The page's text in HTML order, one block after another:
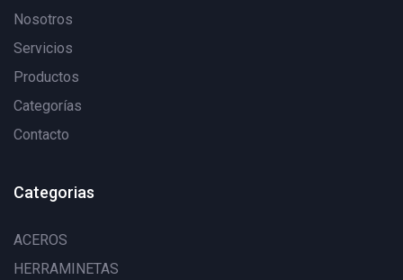
Nosotros
Servicios
Productos
Categorías
Contacto
Categorias
ACEROS
HERRAMINETAS